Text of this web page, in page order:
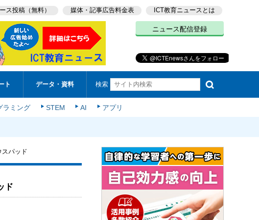
ス投稿（無料） 媒体・記事広告料金表 ICT教育ニュースとは
ニュース配信登録
ト データ・資料 検索
ラミング STEM AI アプリ
パッド
ド